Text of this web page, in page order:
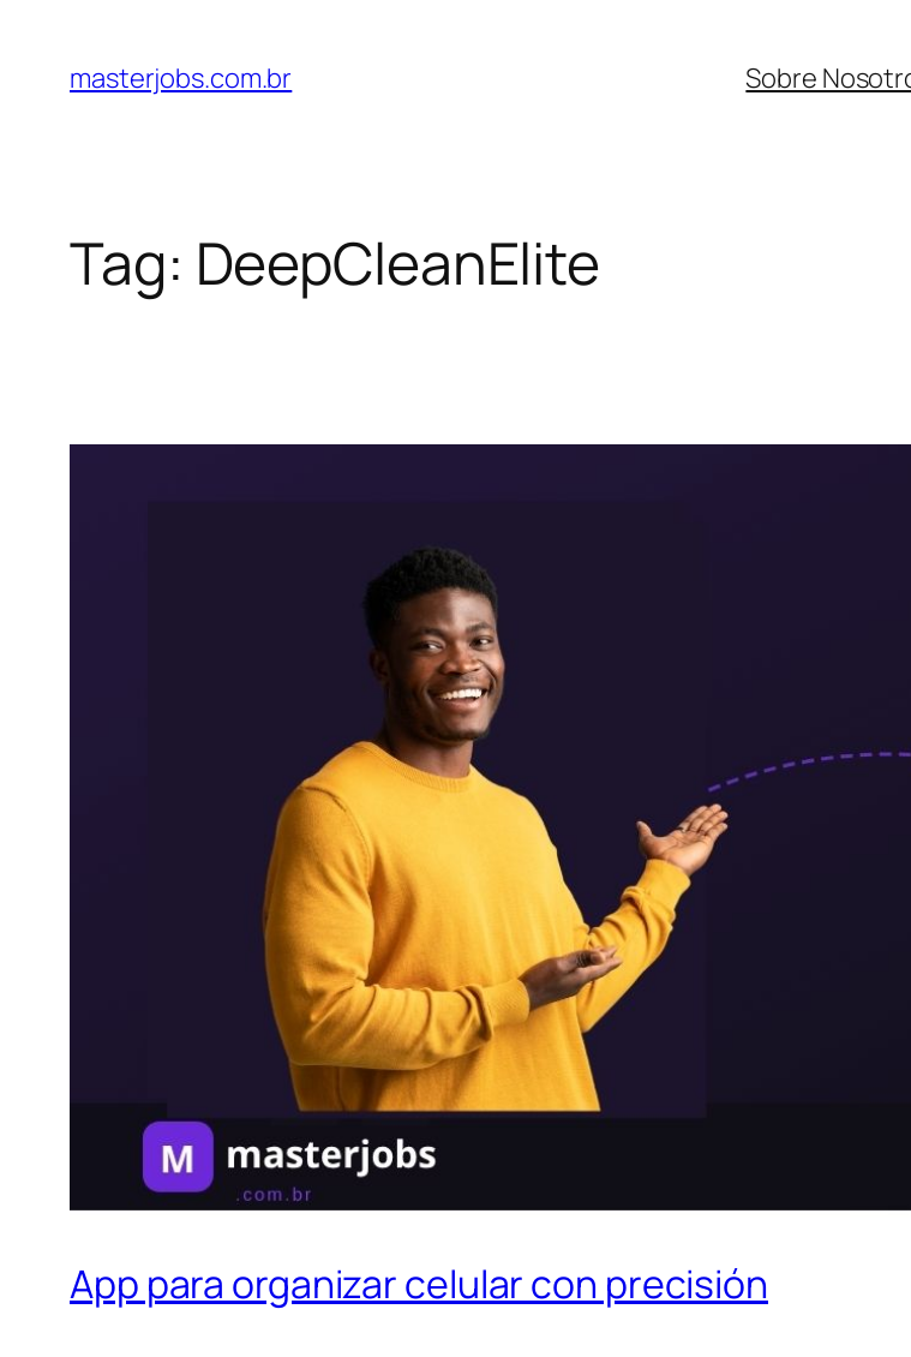
masterjobs.com.br Sobre
Tag: DeepCleanElite
App para organizar celular con precisión